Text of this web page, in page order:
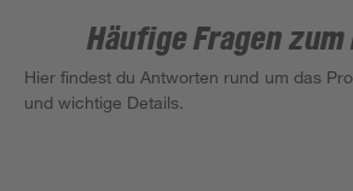
Häufige Fragen
Hier findest du Antworten rund um das
und wichtige Details.